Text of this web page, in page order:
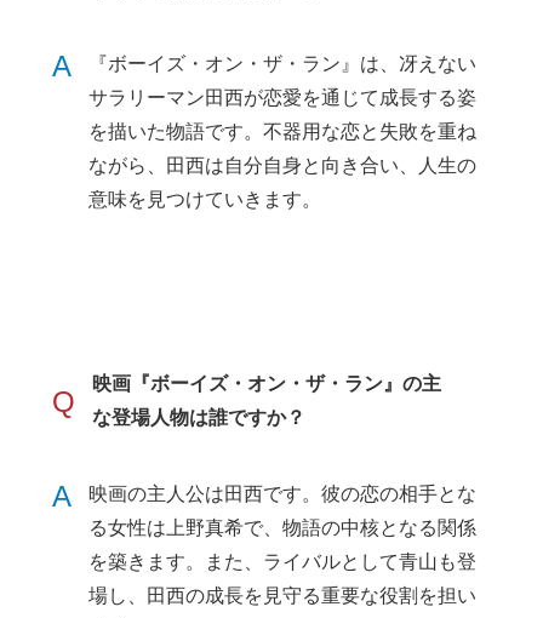
A
『ボーイズ・オン・ザ・ラン』は、冴えない
サラリーマン田西が恋愛を通じて成長する姿
を描いた物語です。不器用な恋と失敗を重ね
ながら、田西は自分自身と向き合い、人生の
意味を見つけていきます。
Q
映画『ボーイズ・オン・ザ・ラン』の主
な登場人物は誰ですか？
A
映画の主人公は田西です。彼の恋の相手とな
る女性は上野真希で、物語の中核となる関係
を築きます。また、ライバルとして青山も登
場し、田西の成長を見守る重要な役割を担い